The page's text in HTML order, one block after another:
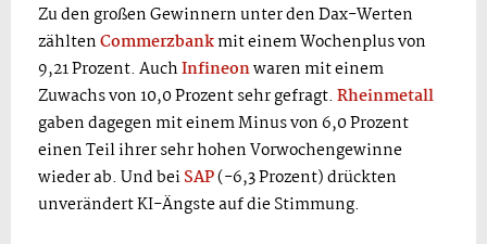
Zu den großen Gewinnern unter den Dax-Werten
zähltenCommerzbankmit einem Wochenplus von
9,21 Prozent. AuchInfineonwaren mit einem
Zuwachs von 10,0 Prozent sehr gefragt. Rheinmetall
gaben dagegen mit einem Minus von 6,0 Prozent
einen Teil ihrer sehr hohen Vorwochengewinne
wieder ab. Und beiSAP(-6,3 Prozent) drückten
unverändert KI-Ängste auf die Stimmung.